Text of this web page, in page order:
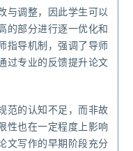
与调整，因此学生可以
的部分进行逐一优化和
指导机制，强调了导师
过专业的反馈提升论文
范的认知不足，而非故
性也在一定程度上影响
文写作的早期阶段充分